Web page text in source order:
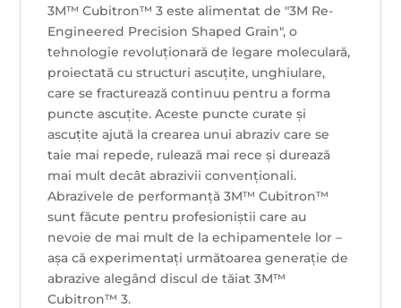
3M™ Cubitron™ 3 este alimentat de "3M Re-
Engineered Precision Shaped Grain", o
tehnologie revoluționară de legare moleculară,
proiectată cu structuri ascuțite, unghiulare,
care se fracturează continuu pentru a forma
puncte ascuțite. Aceste puncte curate și
ascuțite ajută la crearea unui abraziv care se
taie mai repede, rulează mai rece și durează
mai mult decât abrazivii convenționali.
Abrazivele de performanță 3M™ Cubitron™
sunt făcute pentru profesioniștii care au
nevoie de mai mult de la echipamentele lor –
așa că experimentați următoarea generație de
abrazive alegând discul de tăiat 3M™
Cubitron™ 3.